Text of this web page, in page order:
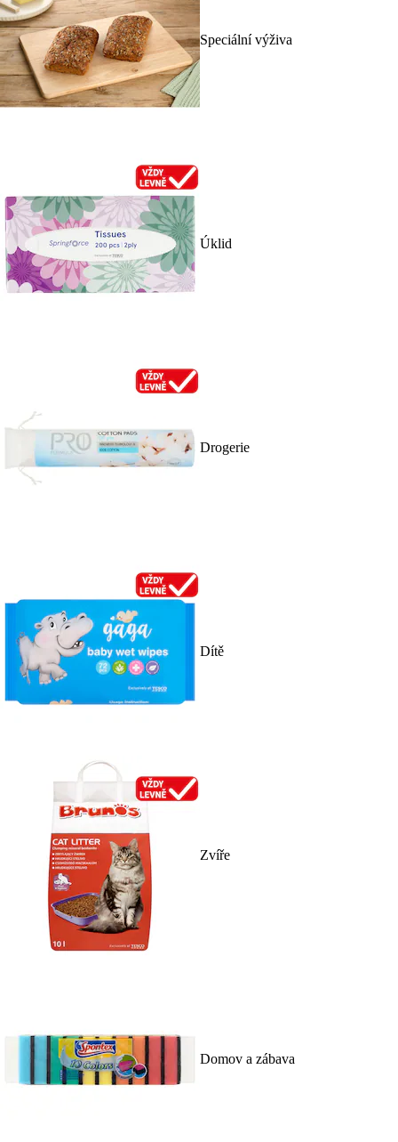
Speciální výživa
Úklid
Drogerie
Dítě
Zvíře
Domov a zábava